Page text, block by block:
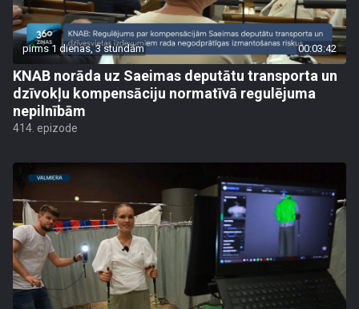
pirms 1 dienas, 3 stundām 00:03:42
KNAB norāda uz Saeimas deputātu transporta un
dzīvokļu kompensāciju normatīvā regulējuma
nepilnībām
414. epizode